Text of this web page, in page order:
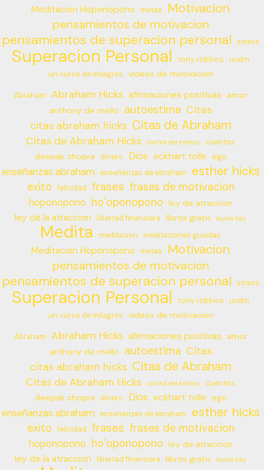
Meditacion Hoponopono metas Motivacion
pensamientos de motivacion
pensamientos de superacion personal stress
Superacion Personal tony robbins
ucdm
un curso de milagros
videos de motivacion
Abraham Abraham Hicks afirmaciones positivas
amor
anthony de mello
autoestima Citas
citas abraham hicks Citas de Abraham
Citas de Abraham Hicks control del estress cuentos
deepak chopra dinero Dios eckhart tolle ego
enseñanzas abraham enseñanzas de abraham esther hicks
exito felicidad frases frases de motivacion
hoponopono ho’oponopono ley de atraccion
ley de la atraccion libertad financiera libros gratis louise hay
Medita meditacion meditaciones guiadas
Meditacion Hoponopono metas Motivacion
pensamientos de motivacion
pensamientos de superacion personal stress
Superacion Personal tony robbins
ucdm
un curso de milagros
videos de motivacion
Abraham Abraham Hicks afirmaciones positivas
amor
anthony de mello
autoestima Citas
citas abraham hicks Citas de Abraham
Citas de Abraham Hicks control del estress cuentos
deepak chopra dinero Dios eckhart tolle ego
enseñanzas abraham enseñanzas de abraham esther hicks
exito felicidad frases frases de motivacion
hoponopono ho’oponopono ley de atraccion
ley de la atraccion libertad financiera libros gratis louise hay